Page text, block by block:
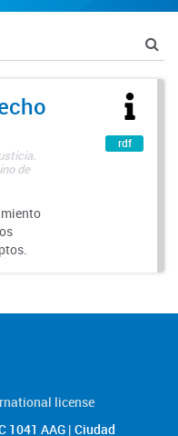
de
rdf
license
1041 AAG | Ciudad